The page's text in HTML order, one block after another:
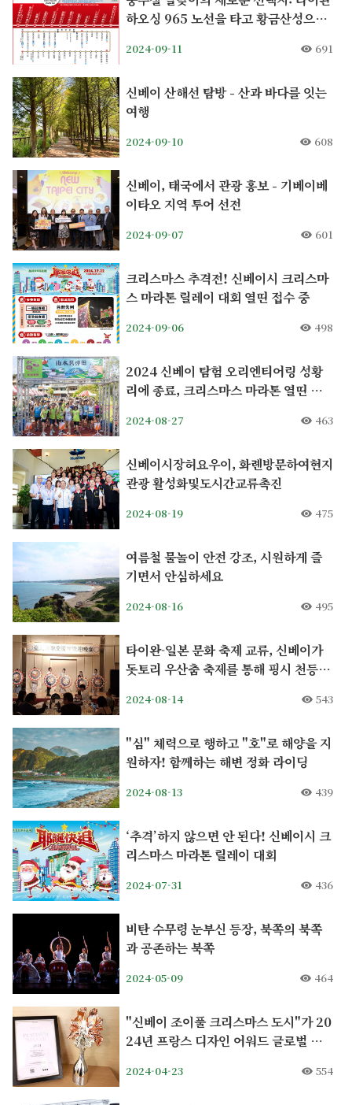
하오싱 965 노선을 타고 황금산성으로
2024-09-11 691
신베이 산해선 탐방 - 산과 바다를 잇는
여행
2024-09-10 608
신베이, 태국에서 관광 홍보 - 기베이베
이타오 지역 투어 선전
2024-09-07 601
크리스마스 추격전! 신베이시 크리스마
스 마라톤 릴레이 대회 열띤 접수 중
2024-09-06 498
2024 신베이 탐험 오리엔티어링 성황
리에 종료, 크리스마스 마라톤 열띤 접
2024-08-27 463
신베이시장허요우이, 화롄방문하여현지
관광 활성화및도시간교류촉진
2024-08-19 475
여름철 물놀이 안전 강조, 시원하게 즐
기면서 안심하세요
2024-08-16 495
타이완-일본 문화 축제 교류, 신베이가
돗토리 우산춤 축제를 통해 핑시 천등제
2024-08-14 543
"심" 체력으로 행하고 "호"로 해양을 지
원하자! 함께하는 해변 정화 라이딩
2024-08-13 439
‘추격’하지 않으면 안 된다! 신베이시 크
리스마스 마라톤 릴레이 대회
2024-07-31 436
비탄 수무령 눈부신 등장, 북쪽의 북쪽
과 공존하는 북쪽
2024-05-09 464
"신베이 조이풀 크리스마스 도시"가 20
24년 프랑스 디자인 어워드 글로벌 플
2024-04-23 554